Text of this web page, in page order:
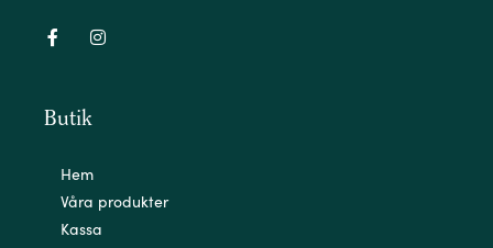
Butik
Hem
Våra produkter
Kassa